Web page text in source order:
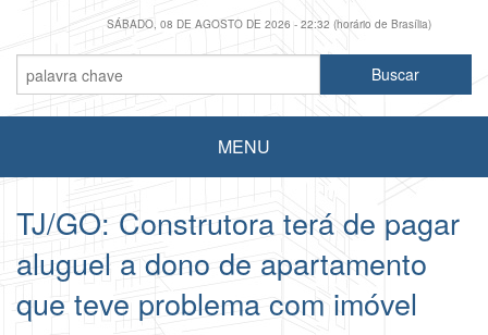
SÁBADO, 08 DE AGOSTO DE 2026 - 22:32 (horário de Brasília)
MENU
TJ/GO: Construtora terá de pagar
aluguel a dono de apartamento
que teve problema com imóvel